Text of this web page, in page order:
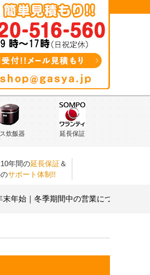
炊飯器 延長保証
年間の延長保証＆
サポート体制!!
冬季期間中の営業について